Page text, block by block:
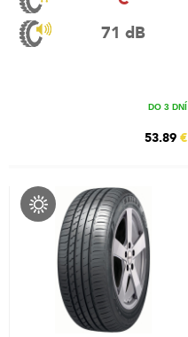
71 dB
DO 3 DNÍ
53.89 €